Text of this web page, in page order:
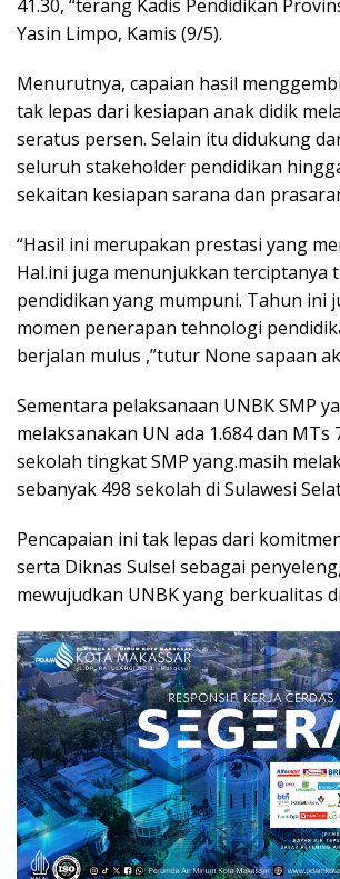
41.30, “terang Kadis Pendidikan
Yasin Limpo, Kamis (9/5).
Menurutnya, capaian hasil
tak lepas dari kesiapan anak didik
seratus persen. Selain itu didukung
seluruh stakeholder pendidikan
sekaitan kesiapan sarana dan
“Hasil ini merupakan prestasi yang
Hal.ini juga menunjukkan terciptanya
pendidikan yang mumpuni. Tahun ini
momen penerapan tehnologi
berjalan mulus ,”tutur None sapaan
Sementara pelaksanaan UNBK SMP
melaksanakan UN ada 1.684 dan MTs
sekolah tingkat SMP yang.masih
sebanyak 498 sekolah di Sulawesi
Pencapaian ini tak lepas dari
serta Diknas Sulsel sebagai
mewujudkan UNBK yang berkualitas